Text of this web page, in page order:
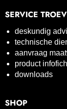
SERVICE
deskundig
technische
aanvraag
product
downloads
SHOP